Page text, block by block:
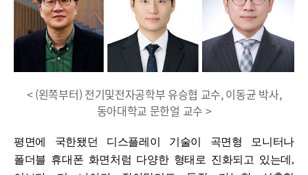
< (왼쪽부터) 전기및전자공학부 유승협 교수, 이동균 박사,
동아대학교 문한얼 교수 >
평면에 국한됐던 디스플레이 기술이 곡면형 모니터나
폴더블 휴대폰 화면처럼 다양한 형태로 진화되고 있는데 ,